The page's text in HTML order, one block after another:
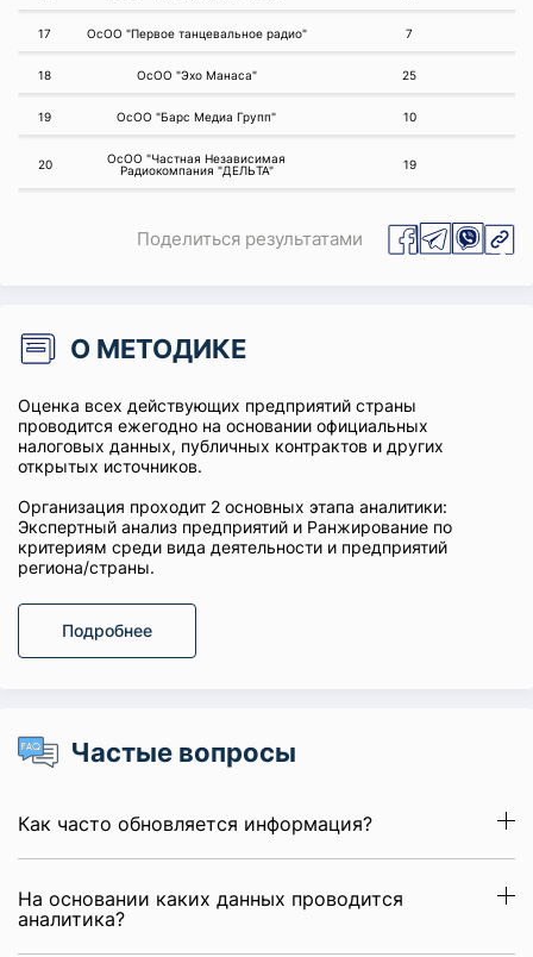
17 ОсОО "Первое танцевальное радио" 7
18 ОсОО "Эхо Манаса" 25
19 ОсОО "Барс Медиа Групп" 10
20
ОсОО "Частная Независимая
Радиокомпания "ДЕЛЬТА"
19
Поделиться результатами
О МЕТОДИКЕ
Оценка всех действующих предприятий страны
проводится ежегодно на основании официальных
налоговых данных, публичных контрактов и других
открытых источников.
Организация проходит 2 основных этапа аналитики:
Экспертный анализ предприятий и Ранжирование по
критериям среди вида деятельности и предприятий
региона/страны.
Подробнее
Частые вопросы
Как часто обновляется информация?
На основании каких данных проводится
аналитика?